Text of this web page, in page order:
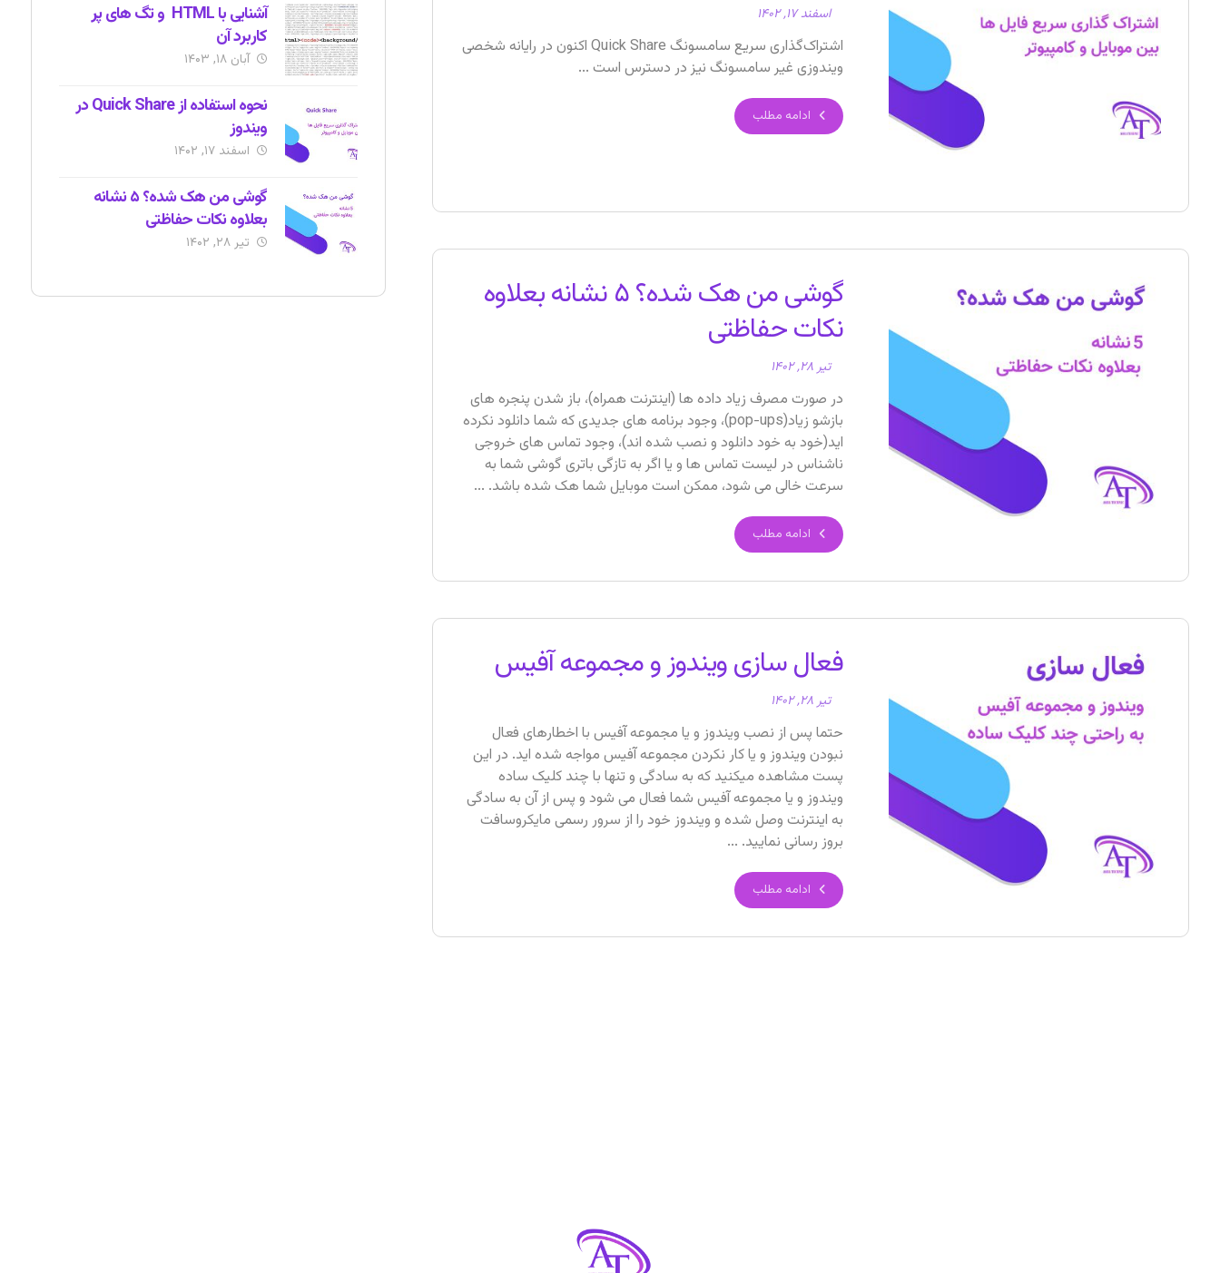
اسفند ۱۷, ۱۴۰۲
اشتراک‌گذاری سریع سامسونگ Quick Share اکنون در رایانه شخصی
ویندوزی غیر سامسونگ نیز در دسترس است ...
ادامه مطلب
گوشی من هک شده؟ ۵ نشانه بعلاوه
نکات حفاظتی
تیر ۲۸, ۱۴۰۲
در صورت مصرف زیاد داده ها (اینترنت همراه)، باز شدن پنجره های
بازشو زیاد(pop-ups)، وجود برنامه های جدیدی که شما دانلود نکرده
اید(خود به خود دانلود و نصب شده اند)، وجود تماس های خروجی
ناشناس در لیست تماس ها و یا اگر به تازگی باتری گوشی شما به
سرعت خالی می شود، ممکن است موبایل شما هک شده باشد. ...
ادامه مطلب
فعال سازی ویندوز و مجموعه آفیس
تیر ۲۸, ۱۴۰۲
حتما پس از نصب ویندوز و یا مجموعه آفیس با اخطارهای فعال
نبودن ویندوز و یا کار نکردن مجموعه آفیس مواجه شده اید. در این
پست مشاهده میکنید که به سادگی و تنها با چند کلیک ساده
ویندوز و یا مجموعه آفیس شما فعال می شود و پس از آن به سادگی
به اینترنت وصل شده و ویندوز خود را از سرور رسمی مایکروسافت
بروز رسانی نمایید. ...
ادامه مطلب
آشنایی با HTML و تگ های پر
کاربرد آن
آبان ۱۸, ۱۴۰۳
نحوه استفاده از Quick Share در
ویندوز
اسفند ۱۷, ۱۴۰۲
گوشی من هک شده؟ ۵ نشانه
بعلاوه نکات حفاظتی
تیر ۲۸, ۱۴۰۲